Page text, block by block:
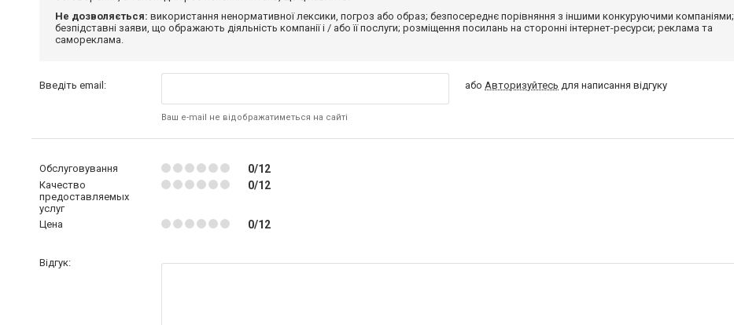
Не дозволяється: використання ненормативної лексики, погроз або образ; безпосереднє порівняння з іншими конкуруючими компаніями;
безпідставні заяви, що ображають діяльність компанії і / або її послуги; розміщення посилань на сторонні інтернет-ресурси; реклама та
самореклама.
Введіть email:
Ваш e-mail не відображатиметься на сайті
абоАвторизуйтесь для написання відгуку
Обслуговування 0/12
Качество
предоставляемых
услуг
0/12
Цена 0/12
Відгук: